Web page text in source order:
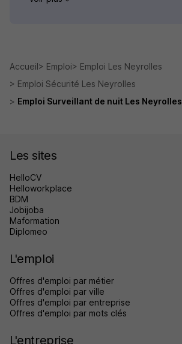
Accueil Emploi
Emploi Les Neyrolles
Emploi Sécurité Les Neyrolles
Emploi Surveillant de nuit Les Neyrolles
Les sites
HelloCV
Helloworkplace
BDM
Jobijoba
Maformation
Diplomeo
L'emploi
Offres d'emploi par métier
Offres d'emploi par ville
Offres d'emploi par entreprise
Offres d'emploi par mots clés
L'entreprise